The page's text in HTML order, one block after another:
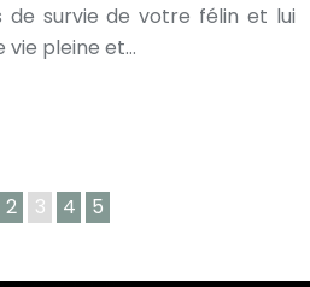
de survie de votre félin et lui
vie pleine et…
2 3 4 5